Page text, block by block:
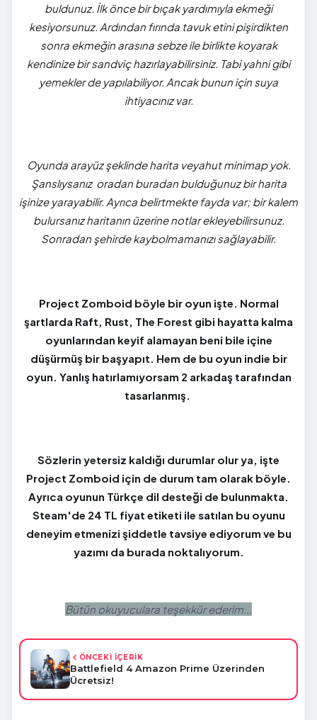
buldunuz. İlk önce bir bıçak yardımıyla ekmeği
kesiyorsunuz. Ardından fırında tavuk etini pişirdikten
sonra ekmeğin arasına sebze ile birlikte koyarak
kendinize bir sandviç hazırlayabilirsiniz. Tabi yahni gibi
yemekler de yapılabiliyor. Ancak bunun için suya
ihtiyacınız var.
Oyunda arayüz şeklinde harita veyahut minimap yok.
Şanslıysanız oradan buradan bulduğunuz bir harita
işinize yarayabilir. Ayrıca belirtmekte fayda var; bir kalem
bulursanız haritanın üzerine notlar ekleyebilirsunuz.
Sonradan şehirde kaybolmamanızı sağlayabilir.
Project Zomboid böyle bir oyun işte. Normal
şartlarda Raft, Rust, The Forest gibi hayatta kalma
oyunlarından keyif alamayan beni bile içine
düşürmüş bir başyapıt. Hem de bu oyun indie bir
oyun. Yanlış hatırlamıyorsam 2 arkadaş tarafından
tasarlanmış.
Sözlerin yetersiz kaldığı durumlar olur ya, işte
Project Zomboid için de durum tam olarak böyle.
Ayrıca oyunun Türkçe dil desteği de bulunmakta.
Steam'de 24 TL fiyat etiketi ile satılan bu oyunu
deneyim etmenizi şiddetle tavsiye ediyorum ve bu
yazımı da burada noktalıyorum.
Bütün okuyuculara teşekkür ederim...
ÖNCEKİ İÇERİK
Battlefield 4 Amazon Prime Üzerinden
Ücretsiz!